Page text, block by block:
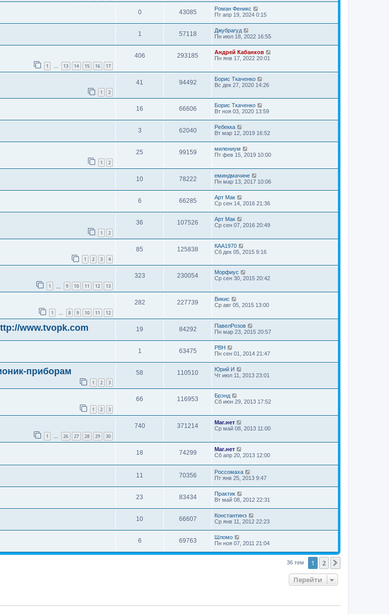
0 43085
Роман Феникс
Пт апр 19, 2024 0:15
1 57118
Джубрагуд
Пн июл 18, 2022 16:55
1 … 13 14 15 16 17
406 293185
Андрей Кабанков
Пн янв 17, 2022 20:01
1 2
41 94492
Борис Ткаченко
Вс дек 27, 2020 14:26
16 66606
Борис Ткаченко
Вт ноя 03, 2020 13:59
3 62040
Ребекка
Вт мар 12, 2019 16:52
1 2
25 99159
милениум
Пт фев 15, 2019 10:00
10 78222
еминдмачине
Пн мар 13, 2017 10:06
6 66285
Арт Мак
Ср сен 14, 2016 21:36
1 2
36 107526
Арт Мак
Ср сен 07, 2016 20:49
1 2 3 4
85 125838
КАА1970
Сб дек 05, 2015 9:16
1 9 10 11 12 13
323 230054
Морфиус
Ср сен 30, 2015 20:42
1 … 8 9 10 11 12
282 227739
Викис
Ср авг 05, 2015 13:00
www.tvopk.com 19 84292
ПавелРозов
Пн мар 23, 2015 20:57
1 63475
РВН
Пн сен 01, 2014 21:47
приборам
1 2 3
58 110510
Юрий И
Чт июл 11, 2013 23:01
1 2 3
66 116953
Брэнд
Сб июн 29, 2013 17:52
1 … 26 27 28 29 30
740 371214
Маг.нет
Ср май 08, 2013 11:00
18 74299
Маг.нет
Сб апр 20, 2013 12:00
11 70356
Россомаха
Пт янв 25, 2013 9:47
23 83434
Практик
Вт май 08, 2012 22:31
10 66607
Константинэ
Ср янв 11, 2012 22:23
6 69763
Шломо
Пн ноя 07, 2011 21:04
36 тем 1 2
Перейти